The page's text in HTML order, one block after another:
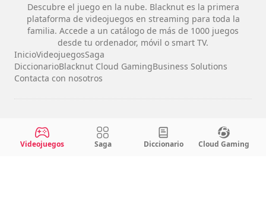
Descubre el juego en la nube. Blacknut es la primera
plataforma de videojuegos en streaming para toda la
familia. Accede a un catálogo de más de 1000 juegos
desde tu ordenador, móvil o smart TV.
InicioVideojuegosSaga
DiccionarioBlacknut Cloud GamingBusiness Solutions
Contacta con nosotros
Avisos legales
Términos y condiciones
Videojuegos Saga Diccionario Cloud Gaming